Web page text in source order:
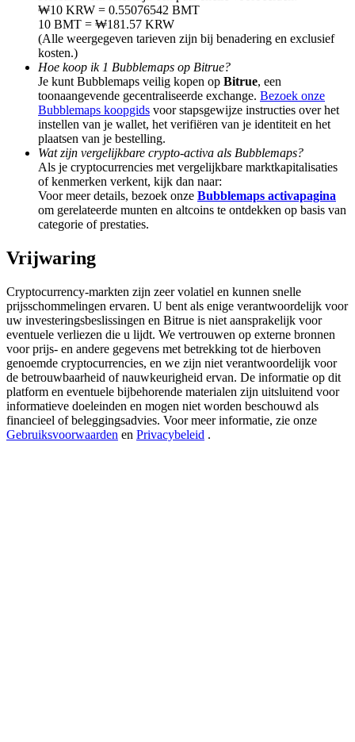
Deposit CASHCAT & Win
Share 500000 CASHCAT prize pool
Exclusive for BitMart Users
Register & Trade to Win 500,000 USDT
Precious Metals Trading Carnival
Trade Gold & Silver · 33,333 USDT Bonus
USDT New User Exclusive 10% APR
USDT Flexible Staking | Daily Rewards
New Listing Futures Fest
Trade New Futures, Win 200,000 USDT
₩10 KRW = 0.55076542 BMT
10 BMT = ₩181.57 KRW
(Alle weergegeven tarieven zijn bij benadering en exclusief
kosten.)
Hoe koop ik 1 Bubblemaps op Bitrue?
Je kunt Bubblemaps veilig kopen op Bitrue, een
toonaangevende gecentraliseerde exchange. Bezoek onze
Bubblemaps koopgids voor stapsgewijze instructies over het
instellen van je wallet, het verifiëren van je identiteit en het
plaatsen van je bestelling.
Wat zijn vergelijkbare crypto-activa als Bubblemaps?
Als je cryptocurrencies met vergelijkbare marktkapitalisaties
of kenmerken verkent, kijk dan naar:
Voor meer details, bezoek onze Bubblemaps activapagina
om gerelateerde munten en altcoins te ontdekken op basis van
categorie of prestaties.
Vrijwaring
Cryptocurrency-markten zijn zeer volatiel en kunnen snelle
prijsschommelingen ervaren. U bent als enige verantwoordelijk voor
uw investeringsbeslissingen en Bitrue is niet aansprakelijk voor
eventuele verliezen die u lijdt. We vertrouwen op externe bronnen
voor prijs- en andere gegevens met betrekking tot de hierboven
genoemde cryptocurrencies, en we zijn niet verantwoordelijk voor
de betrouwbaarheid of nauwkeurigheid ervan. De informatie op dit
platform en eventuele bijbehorende materialen zijn uitsluitend voor
informatieve doeleinden en mogen niet worden beschouwd als
financieel of beleggingsadvies. Voor meer informatie, zie onze
Gebruiksvoorwaarden en Privacybeleid .